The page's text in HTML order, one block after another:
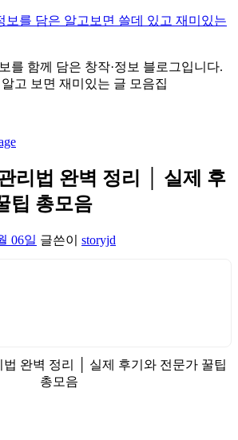
보를 담은 알고보면 쓸데 있고 재미있는
를 함께 담은 창작·정보 블로그입니다.
고 보면 재미있는 글 모음집
리법 완벽 정리 │ 실제 후
팁 총모음
06일 글쓴이 storyjd